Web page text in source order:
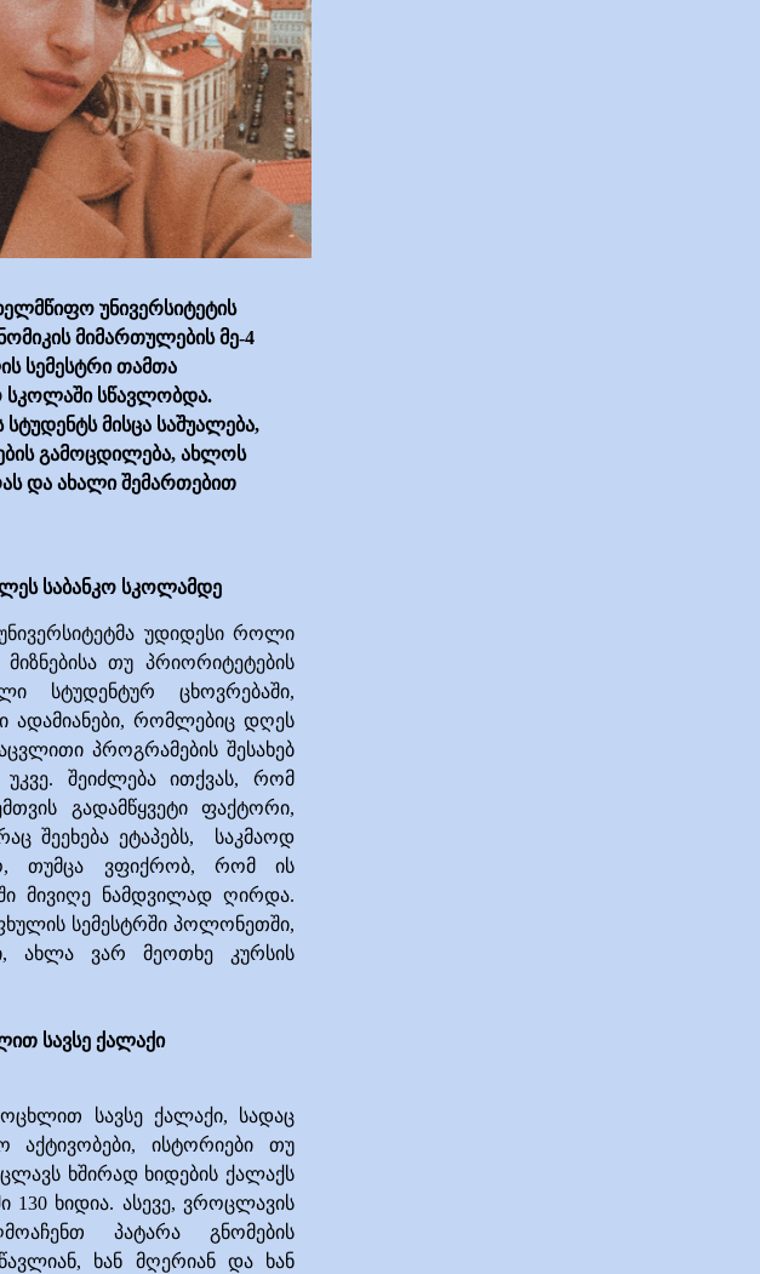
უნივერსიტეტის
მიმართულების მე-4
სემესტრი თამთა
სკოლაში სწავლობდა.
მისცა საშუალება,
გამოცდილება, ახლოს
და ახალი შემართებით
საბანკო სკოლამდე
უდიდესი როლი
მიზნებისა თუ პრიორიტეტების
სტუდენტურ ცხოვრებაში,
ადამიანები, რომლებიც დღეს
პროგრამების შესახებ
შეიძლება ითქვას, რომ
გადამწყვეტი ფაქტორი,
შეეხება ეტაპებს,
საკმაოდ
თუმცა ვფიქრობ, რომ ის
მივიღე ნამდვილად ღირდა.
სემესტრში პოლონეთში,
,
ახლა ვარ მეოთხე კურსის
სავსე ქალაქი
სავსე ქალაქი, სადაც
აქტივობები, ისტორიები თუ
ხშირად ხიდების ქალაქს
130 ხიდია. ასევე, ვროცლავის
პატარა გნომების
ხან მღერიან და ხან